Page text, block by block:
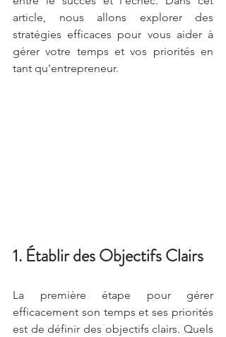
article, nous allons explorer des
stratégies efficaces pour vous aider à
gérer votre temps et vos priorités en
tant qu'entrepreneur.
1. Établir des Objectifs Clairs
La première étape pour gérer
efficacement son temps et ses priorités
est de définir des objectifs clairs. Quels